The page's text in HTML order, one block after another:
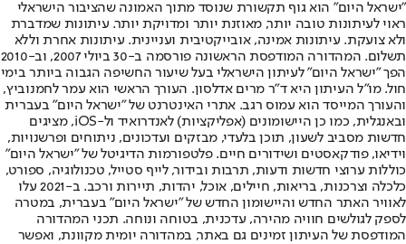
"ישראל היום" הוא גוף תקשורת שנוסד מתוך האמונה שהציבור הישראלי
ראוי לעיתונות טובה יותר, מאוזנת יותר ומדויקת יותר. עיתונות שמדברת
ולא צועקת. עיתונות אמינה, אובייקטיבית ועניינית. עיתונות אחרת וללא
תשלום. המהדורה המודפסת הראשונה פורסמה ב-30 ביולי 2007, וב-2010
הפך "ישראל היום" לעיתון הישראלי בעל שיעור החשיפה הגבוה ביותר בימי
חול. מו"ל העיתון היא ד"ר מרים אדלסון. העורך הראשי הוא עמר לחמנוביץ,
והעורך המייסד הוא עמוס רגב. אתרי האינטרנט של "ישראל היום" בעברית
ובאנגלית, כמו כן היישומונים (אפליקציות) לאנדרואיד ול-iOS, מציגים
חדשות מסביב לשעון, תוכן בלעדי, מבזקים ועדכונים, ניתוחים ופרשנויות,
וידיאו, פודקאסטים ושידורים חיים. פלטפורמות הדיגיטל של "ישראל היום"
כוללות ערוצי חדשות ודעות, תרבות ובידור, לייף סטייל, טכנולוגיה, ספורט,
כלכלה וצרכנות, בריאות, חיילים, אוכל, יהדות, תיירות ורכב. ב-2021 עלו
לאוויר האתר החדש והיישומון החדש של "ישראל היום" בעברית, במטרה
לספק לגולשים חוויה מהירה, עדכנית, בטוחה ונוחה. תכני המהדורה
המודפסת של העיתון זמינים גם באתר, במהדורה יומית מקוונת, ואפשר